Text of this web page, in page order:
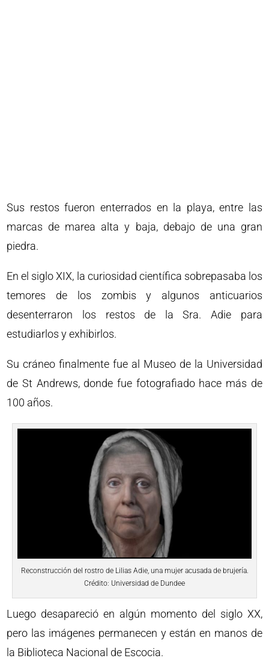
Sus restos fueron enterrados en la playa, entre las
marcas de marea alta y baja, debajo de una gran
piedra.
En el siglo XIX, la curiosidad científica sobrepasaba los
temores de los zombis y algunos anticuarios
desenterraron los restos de la Sra. Adie para
estudiarlos y exhibirlos.
Su cráneo finalmente fue al Museo de la Universidad
de St Andrews, donde fue fotografiado hace más de
100 años.
Reconstrucción del rostro de Lilias Adie, una mujer acusada de brujería.
Crédito: Universidad de Dundee
Luego desapareció en algún momento del siglo XX,
pero las imágenes permanecen y están en manos de
la Biblioteca Nacional de Escocia.